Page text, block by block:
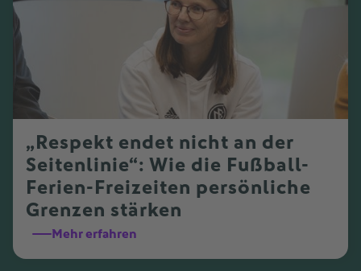
„Respekt endet nicht an der
Seitenlinie“: Wie die Fußball-
Ferien-Freizeiten persönliche
Grenzen stärken
Mehr erfahren